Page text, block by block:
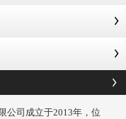
司成立于2013年，位